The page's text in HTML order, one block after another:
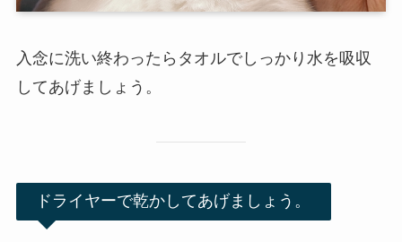
入念に洗い終わったらタオルでしっかり水を吸収
してあげましょう。
ドライヤーで乾かしてあげましょう。